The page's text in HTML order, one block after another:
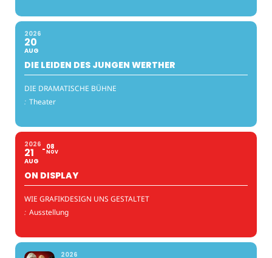
2026
20
AUG
DIE LEIDEN DES JUNGEN WERTHER
DIE DRAMATISCHE BÜHNE
: Theater
2026
21
AUG
08
NOV
ON DISPLAY
WIE GRAFIKDESIGN UNS GESTALTET
: Ausstellung
2026